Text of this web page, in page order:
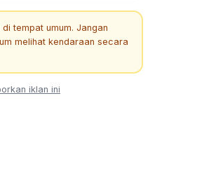
tempat umum. Jangan
melihat kendaraan secara
iklan ini